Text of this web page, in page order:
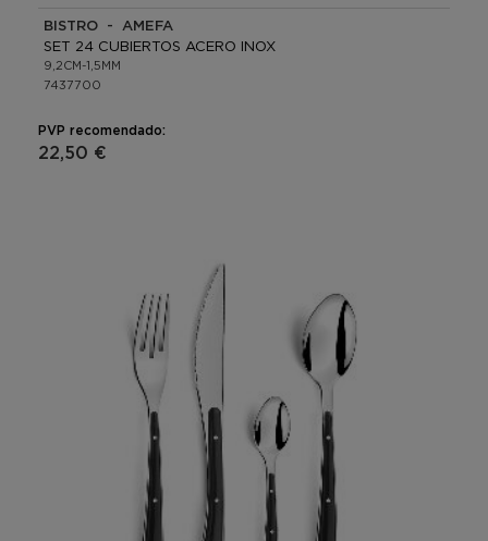
BISTRO - AMEFA
SET 24 CUBIERTOS ACERO INOX
9,2CM-1,5MM
7437700
PVP recomendado:
22,50 €